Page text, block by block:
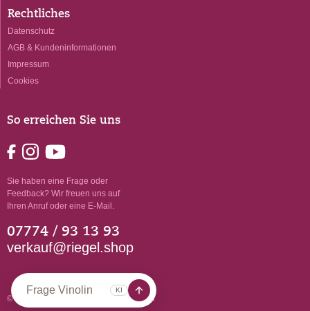
So erreichen Sie uns
Sie haben eine Frage oder
Feedback? Wir freuen uns auf
Ihren Anruf oder eine E-Mail.
07774 / 93 13 93
verkauf@riegel.shop
© 2026 Peter Riegel Weinimport GmbH
Rechtliches
Datenschutz
AGB & Kundeninformationen
Impressum
Cookies